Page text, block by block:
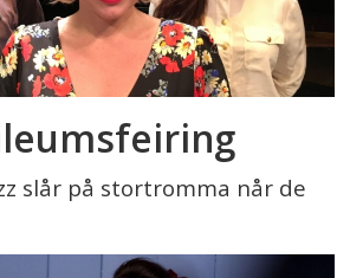
slår på stortromma når de